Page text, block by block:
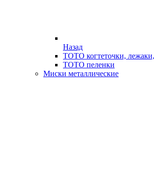
Назад
ТОТО когтеточки,
ТОТО пеленки
Миски металлические